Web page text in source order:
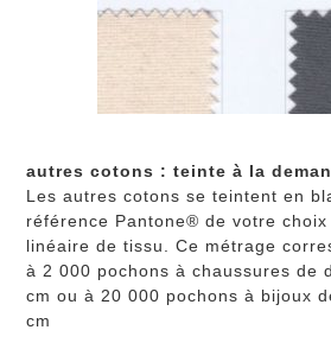
autres cotons : teinte à la
Les autres cotons se teintent en
référence Pantone® de votre
linéaire de tissu. Ce métrage
à 2 000 pochons à chaussures de
cm ou à 20 000 pochons à bijoux
cm